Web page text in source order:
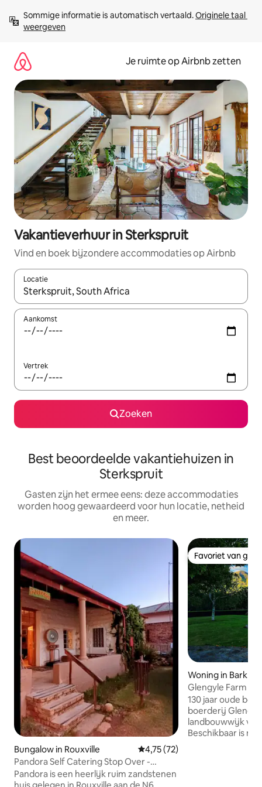
direct
naar
Sommige informatie is automatisch vertaald. Originele taal
weergeven
Je ruimte op Airbnb zetten
Vakantieverhuur in Sterkspruit
Vind en boek bijzondere accommodaties op Airbnb
Locatie
Wanneer er suggesties beschikbaar zijn, maak je een keuze
Aankomst
Vertrek
Zoeken
Best beoordeelde vakantiehuizen in
Sterkspruit
Gasten zijn het ermee eens: deze accommodaties
worden hoog gewaardeerd voor hun locatie, netheid
en meer.
Bungalow in Rouxville Gemiddelde beoordeling van
4,75 (72)
Pandora Self Catering Stop Over -
Huisdiervriendelijk
Pandora is een heerlijk ruim zandstenen
Favoriet van
Favoriet van
Woning in Barkly
Glengyle Farm
130 jaar oude
boerderij
landbouwwijk van
Beschikbaar is